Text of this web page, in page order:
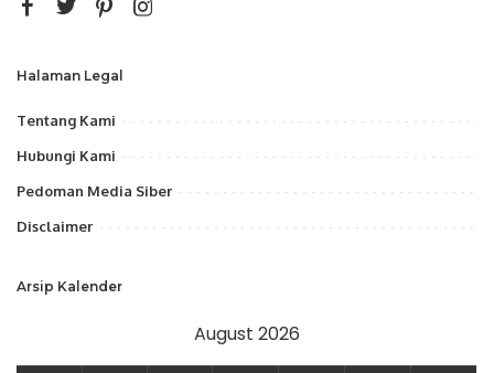
Halaman Legal
Tentang Kami
Hubungi Kami
Pedoman Media Siber
Disclaimer
Arsip Kalender
August 2026